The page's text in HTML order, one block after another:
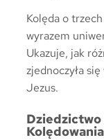
Kolęda o
wyrazem
Ukazuje, jak
zjednoczyła
Jezus.
Kolędowania